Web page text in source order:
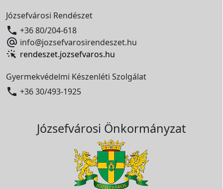
Józsefvárosi Rendészet
 +36 80/204-618
 info@jozsefvarosirendeszet.hu
rendeszet.jozsefvaros.hu
Gyermekvédelmi Készenléti Szolgálat
 +36 30/493-1925
Józsefvárosi Önkormányzat